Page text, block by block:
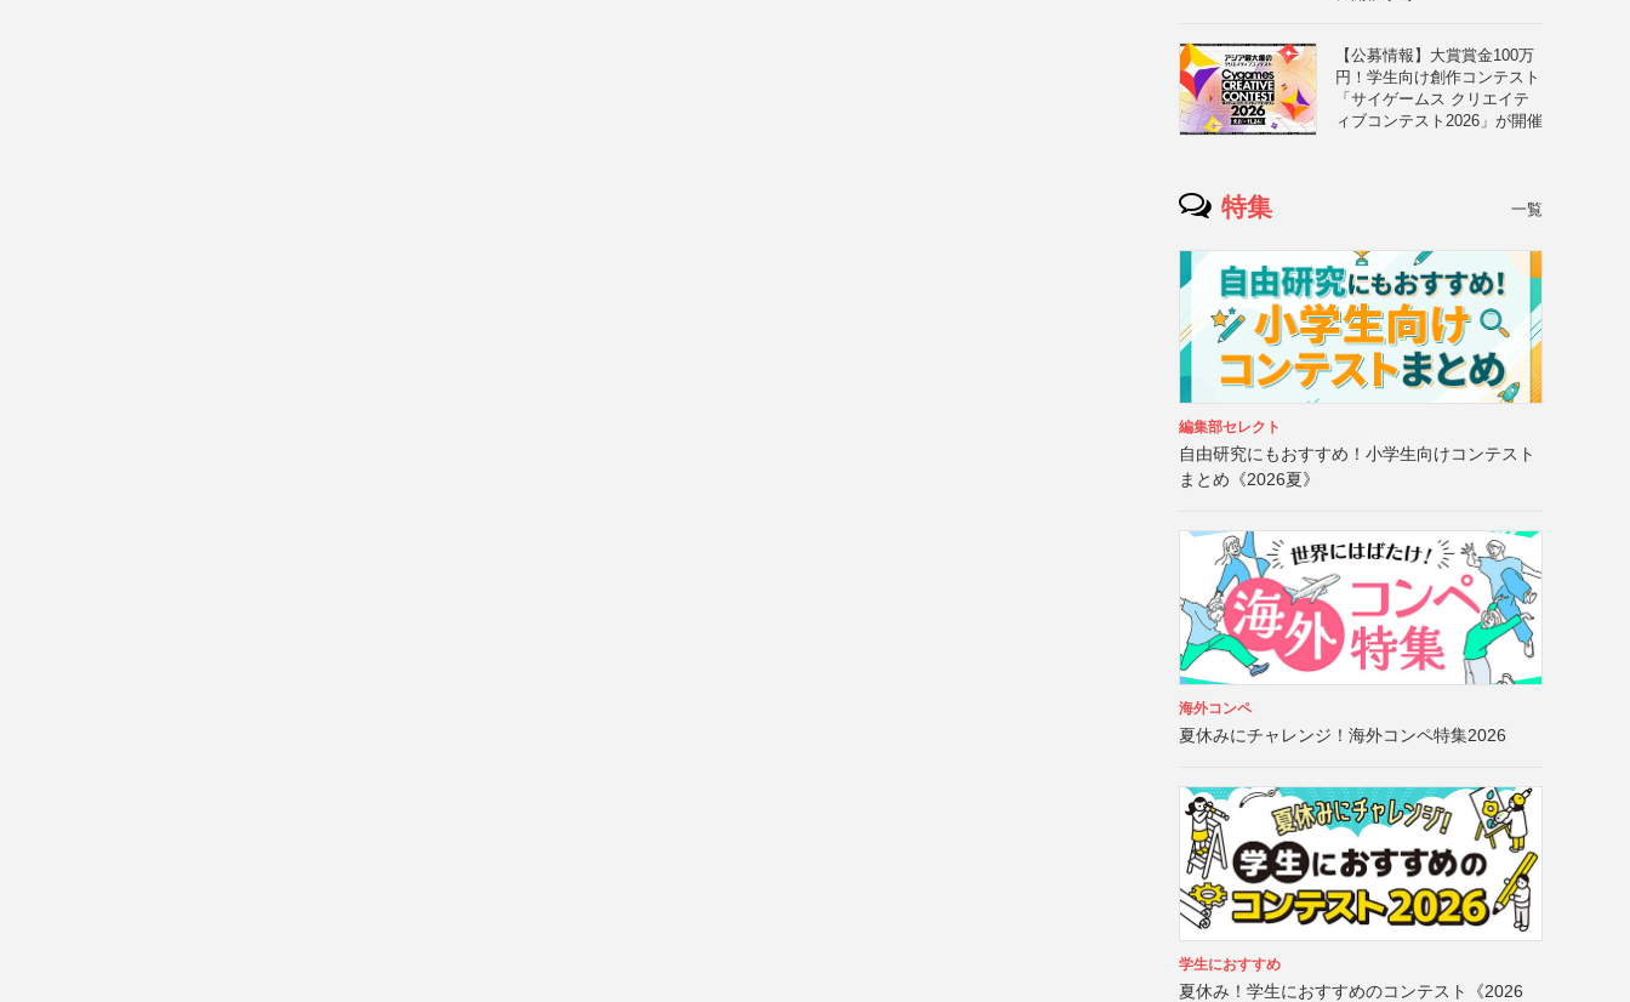
【公募情報】大賞賞金100万
円！学生向け創作コンテスト
「サイゲームス クリエイテ
ィブコンテスト2026」が開催
特集 一覧
編集部セレクト
自由研究にもおすすめ！小学生向けコンテスト
まとめ《2026夏》
海外コンペ
夏休みにチャレンジ！海外コンペ特集2026
学生におすすめ
夏休み！学生におすすめのコンテスト《2026